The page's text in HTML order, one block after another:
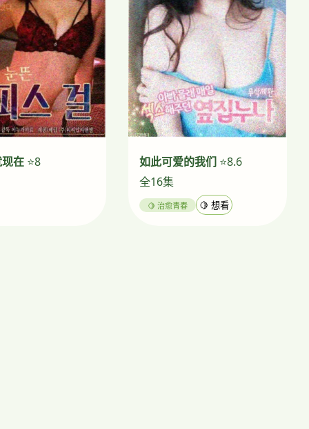
在 ⭐8 如此可爱的我们 ⭐8.6
全16集
🍋 治愈青春 🍋 想看